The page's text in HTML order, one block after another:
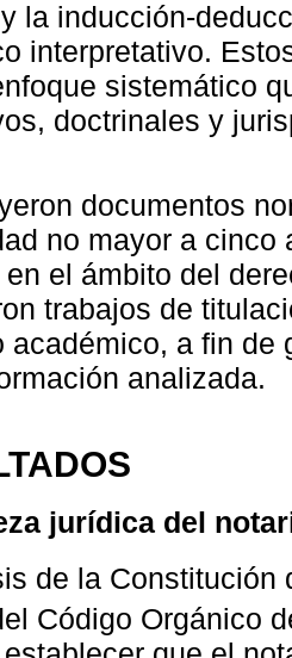
la inducción-
interpretativo.
sistemático
doctrinales y
documentos
no mayor a
el ámbito del
trabajos de
académico, a fin
analizada.
jurídica del
de la Constitución
Código Orgánico